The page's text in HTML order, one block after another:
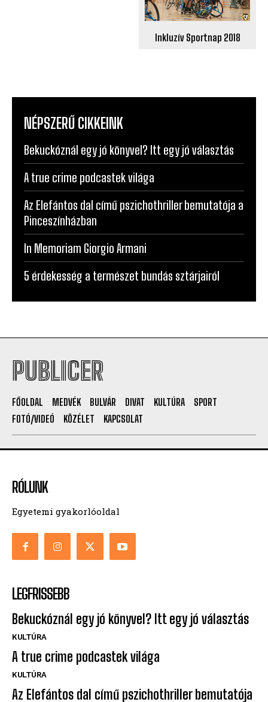
Inkluzív Sportnap 2018
NÉPSZERŰ CIKKEINK
Bekuckóznál egy jó könyvel? Itt egy jó választás
A true crime podcastek világa
Az Elefántos dal című pszichothriller bemutatója a
Pinceszínházban
In Memoriam Giorgio Armani
5 érdekesség a természet bundás sztárjairól
PUBLICER
FŐOLDAL MEDVÉK BULVÁR DIVAT KULTÚRA
SPORT
FOTÓ/VIDEÓ
KÖZÉLET KAPCSOLAT
RÓLUNK
Egyetemi gyakorlóoldal
LEGFRISSEBB
Bekuckóznál egy jó könyvel? Itt egy jó választás
KULTÚRA
A true crime podcastek világa
KULTÚRA
Az Elefántos dal című pszichothriller bemutatója